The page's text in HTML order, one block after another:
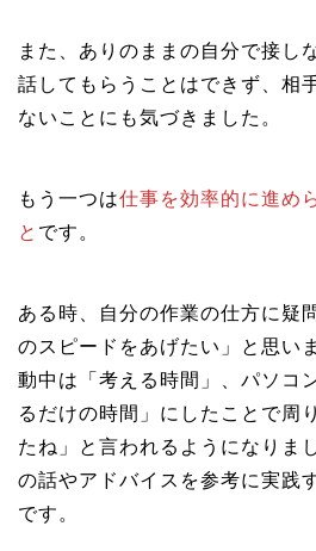
また、ありのままの自分で接し
話してもらうことはできず、相
ないことにも気づきました。
もう一つは仕事を効率的に進め
と です。
ある時、自分の作業の仕方に疑
のスピードをあげたい」と思い
動中は「考える時間」、パソコ
るだけの時間」にしたことで周
たね」と言われるようになりま
の話やアドバイスを参考に実践
です。